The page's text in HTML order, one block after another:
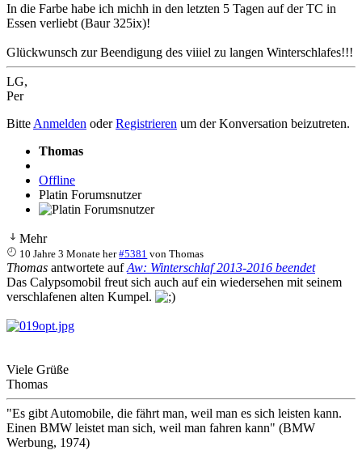
In die Farbe habe ich michh in den letzten 5 Tagen auf der TC in
Essen verliebt (Baur 325ix)!
Glückwunsch zur Beendigung des viiiel zu langen Winterschlafes!!!
LG,
Per
Bitte Anmelden oderRegistrieren um der Konversation beizutreten.
Thomas
Offline
Platin Forumsnutzer
Mehr
10 Jahre 3 Monate her #5381 vonThomas
Thomas antwortete aufAw: Winterschlaf 2013-2016 beendet
Das Calypsomobil freut sich auch auf ein wiedersehen mit seinem
verschlafenen alten Kumpel.
Viele Grüße
Thomas
"Es gibt Automobile, die fährt man, weil man es sich leisten kann.
Einen BMW leistet man sich, weil man fahren kann" (BMW
Werbung, 1974)